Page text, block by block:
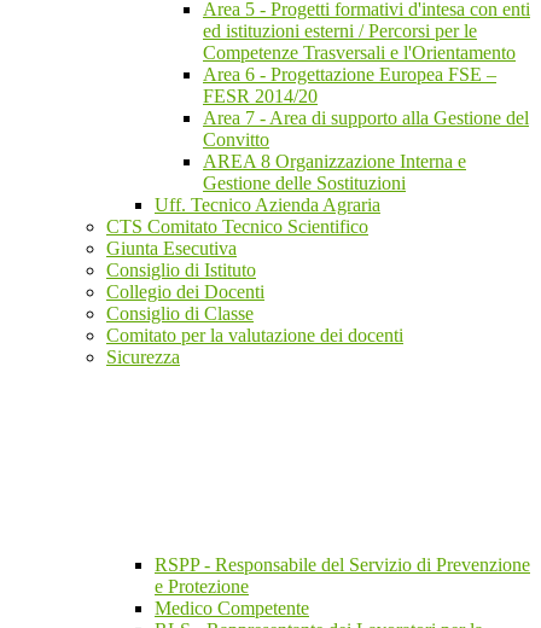
Area 5 - Progetti formativi d'intesa con enti
ed istituzioni esterni / Percorsi per le
Competenze Trasversali e l'Orientamento
Area 6 - Progettazione Europea FSE –
FESR 2014/20
Area 7 - Area di supporto alla Gestione del
Convitto
AREA 8 Organizzazione Interna e
Gestione delle Sostituzioni
Uff. Tecnico Azienda Agraria
CTS Comitato Tecnico Scientifico
Giunta Esecutiva
Consiglio di Istituto
Collegio dei Docenti
Consiglio di Classe
Comitato per la valutazione dei docenti
Sicurezza
RSPP - Responsabile del Servizio di Prevenzione
e Protezione
Medico Competente